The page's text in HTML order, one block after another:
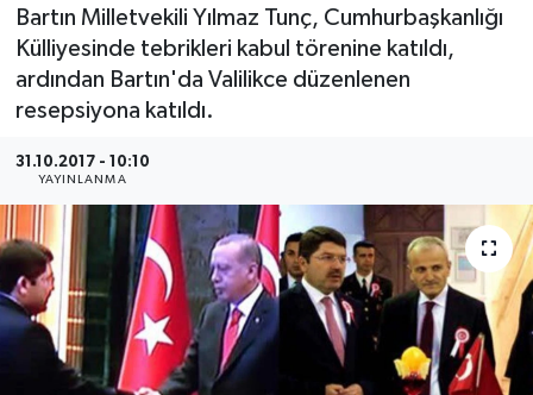
Bartın Milletvekili Yılmaz Tunç, Cumhurbaşkanlığı
Külliyesinde tebrikleri kabul törenine katıldı,
ardından Bartın'da Valilikce düzenlenen
resepsiyona katıldı.
31.10.2017 - 10:10
YAYINLANMA
Medya
Sağlık
Sinema
Sivil Toplum
Siyaset
Spor